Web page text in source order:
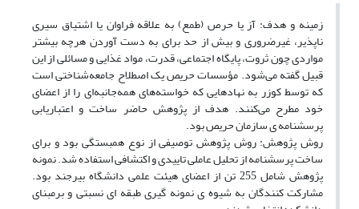
زمینه و هدف: آز یا حرص (طمع) به علاقه فراوان یا اشتیاق سیری
ناپذیر، غیرضروری و بیش از حد برای به دست آوردن هرچه بیشتر
مواردی چون ثروت، پایگاه اجتماعی، قدرت، مواد غذایی و مسائلی از این
قبیل گفته می‌شود. مؤسسات حریص یک اصطلاح جامعه‌شناختی است
که توسط کوزر به نهادهایی که خواسته‌های همه‌جانبه‌ای را از اعضای
خود مطرح می‌کنند. هدف از پژوهش حاضر ساخت و اعتباریابی
پرسشنامه ی سازمان حریص بود.
روش پژوهش: روش پژوهش توصیفی از نوع همبستگی بود و برای
ساخت پرسشنامه از تحلیل عاملی تاییدی و اکتشافی استفاده شد. نمونه
پژوهش شامل 255 تن از اعضای هیئت علمی دانشگاه بیرجند بود.
مشارکت کنندگان به شیوه ی نمونه گیری طبقه ای نسبتی و برمبنای